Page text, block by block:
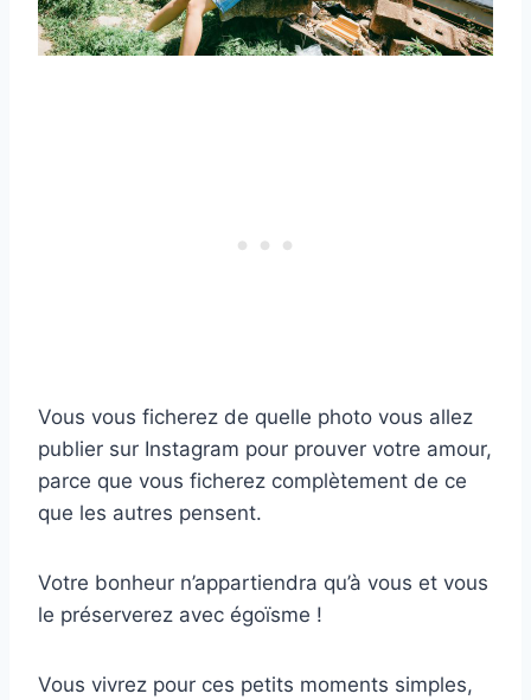
Vous vous ficherez de quelle photo vous allez
publier sur Instagram pour prouver votre amour,
parce que vous ficherez complètement de ce
que les autres pensent.
Votre bonheur n’appartiendra qu’à vous et vous
le préserverez avec égoïsme !
Vous vivrez pour ces petits moments simples,